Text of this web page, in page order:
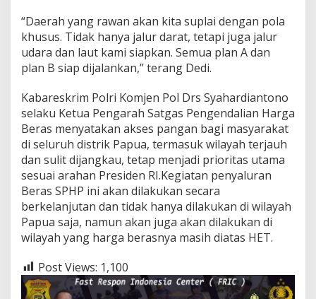
“Daerah yang rawan akan kita suplai dengan pola
khusus. Tidak hanya jalur darat, tetapi juga jalur
udara dan laut kami siapkan. Semua plan A dan
plan B siap dijalankan,” terang Dedi.
Kabareskrim Polri Komjen Pol Drs Syahardiantono
selaku Ketua Pengarah Satgas Pengendalian Harga
Beras menyatakan akses pangan bagi masyarakat
di seluruh distrik Papua, termasuk wilayah terjauh
dan sulit dijangkau, tetap menjadi prioritas utama
sesuai arahan Presiden RI.Kegiatan penyaluran
Beras SPHP ini akan dilakukan secara
berkelanjutan dan tidak hanya dilakukan di wilayah
Papua saja, namun akan juga akan dilakukan di
wilayah yang harga berasnya masih diatas HET.
Post Views: 1,100